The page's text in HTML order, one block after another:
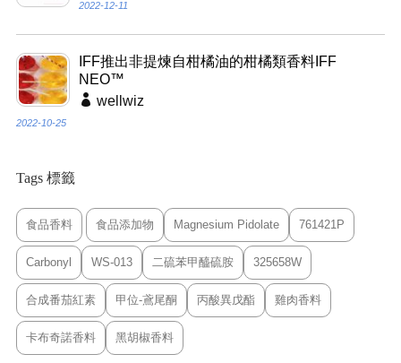
2022-12-11
IFF推出非提煉自柑橘油的柑橘類香料IFF
NEO™
wellwiz
2022-10-25
Tags 標籤
食品香料 食品添加物 Magnesium Pidolate 761421P
Carbonyl WS-013 二硫苯甲醯硫胺 325658W
合成番茄紅素 甲位-鳶尾酮 丙酸異戊酯 雞肉香料
卡布奇諾香料 黑胡椒香料